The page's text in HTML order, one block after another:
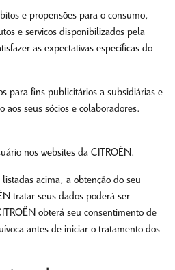
e propensões para o consumo,
e serviços disponibilizados pela
as expectativas específicas do
para fins publicitários a subsidiárias e
seus sócios e colaboradores.
nos websites da CITROËN.
acima, a obtenção do seu
tratar seus dados poderá ser
obterá seu consentimento de
antes de iniciar o tratamento dos